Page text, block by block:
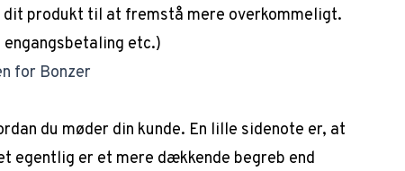
produkt til at fremstå mere overkommeligt.
etc.)
for Bonzer
du møder din kunde. En lille sidenote er, at
egentlig er et mere dækkende begreb end